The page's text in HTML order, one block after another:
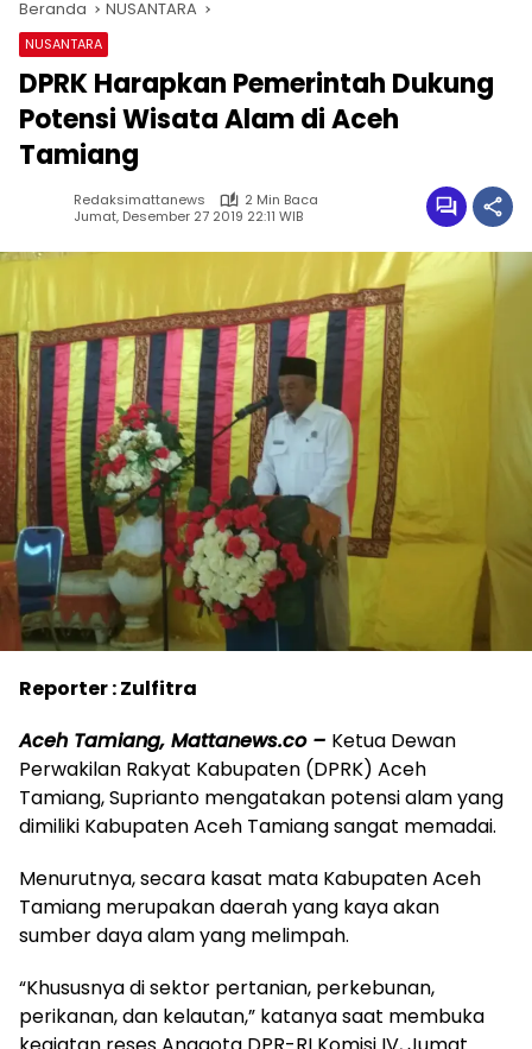
Beranda NUSANTARA
NUSANTARA
DPRK Harapkan Pemerintah Dukung
Potensi Wisata Alam di Aceh
Tamiang
Redaksimattanews
2 Min Baca
Jumat, Desember 27 2019 22:11 WIB
Reporter : Zulfitra
Aceh Tamiang, Mattanews.co – Ketua Dewan
Perwakilan Rakyat Kabupaten (DPRK) Aceh
Tamiang, Suprianto mengatakan potensi alam yang
dimiliki Kabupaten Aceh Tamiang sangat memadai.
Menurutnya, secara kasat mata Kabupaten Aceh
Tamiang merupakan daerah yang kaya akan
sumber daya alam yang melimpah.
“Khususnya di sektor pertanian, perkebunan,
perikanan, dan kelautan,” katanya saat membuka